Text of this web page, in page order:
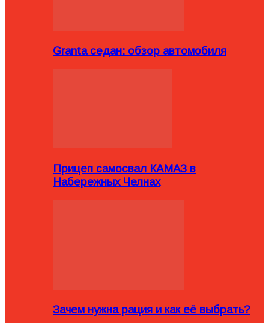
Granta седан: обзор автомобиля
Прицеп самосвал КАМАЗ в
Набережных Челнах
Зачем нужна рация и как её выбрать?